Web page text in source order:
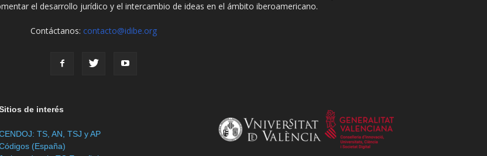
el desarrollo jurídico y el intercambio de ideas en el ámbito iberoamericano.
Contáctanos: contacto@idibe.org
de interés
TS, AN, TSJ y AP
(España)